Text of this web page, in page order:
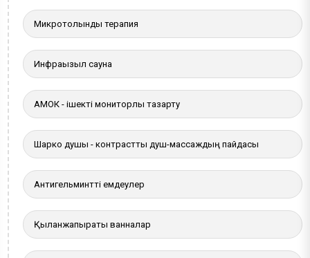
Микротолқынды терапия
Инфрақызыл сауна
АМОК - ішекті мониторлы тазарту
Шарко душы - контрастты душ-массаждың пайдасы
Антигельминтті емдеулер
Қылқанжапырақты ванналар